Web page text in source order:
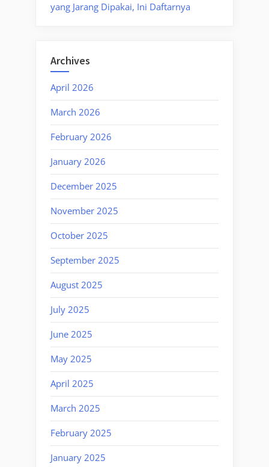
yang Jarang Dipakai, Ini Daftarnya
Archives
April 2026
March 2026
February 2026
January 2026
December 2025
November 2025
October 2025
September 2025
August 2025
July 2025
June 2025
May 2025
April 2025
March 2025
February 2025
January 2025